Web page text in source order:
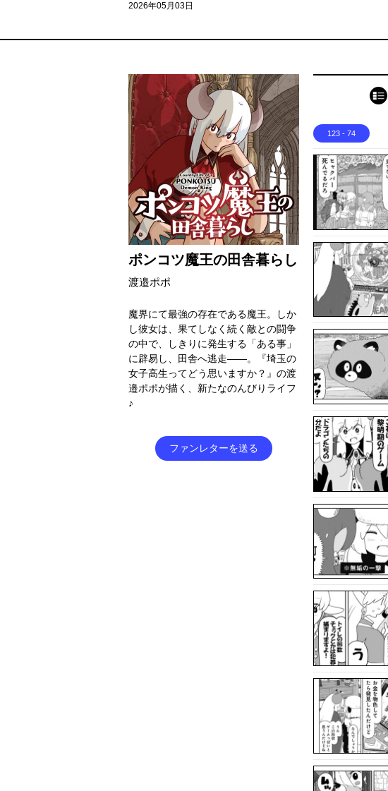
2026年05月03日
ポンコツ魔王の田舎暮らし
渡邉ポポ
魔界にて最強の存在である魔王。しか
し彼女は、果てしなく続く敵との闘争
の中で、しきりに発生する「ある事」
に辟易し、田舎へ逃走――。『埼玉の
女子高生ってどう思いますか？』の渡
邉ポポが描く、新たなのんびりライフ
♪
ファンレターを送る
123 - 74